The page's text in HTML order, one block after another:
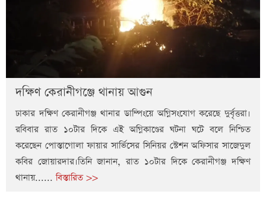
দক্ষিণ কেরানীগঞ্জে থানায় আগুন
ঢাকার দক্ষিণ কেরানীগঞ্জ থানার ডাম্পিংয়ে অগ্নিসংযোগ করেছে দুর্বৃত্তরা।
রবিবার রাত ১০টার দিকে এই অগ্নিকাণ্ডের ঘটনা ঘটে বলে নিশ্চিত
করেছেন পোস্তাগোলা ফায়ার সার্ভিসের সিনিয়র স্টেশন অফিসার সাজেদুল
কবির জোয়ারদার।তিনি জানান, রাত ১০টার দিকে কেরানীগঞ্জ দক্ষিণ
থানায়......বিস্তারিত >>